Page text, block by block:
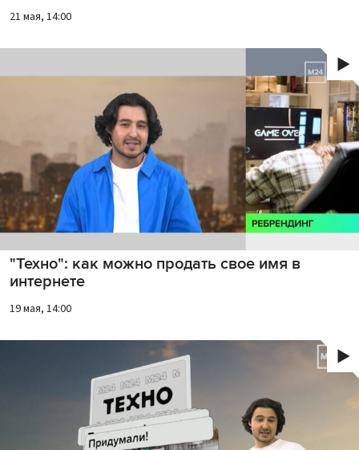
21 мая, 14:00
"Техно": как можно продать свое имя в
интернете
19 мая, 14:00